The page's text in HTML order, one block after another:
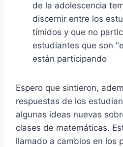
de la adolescencia
discernir entre los
tímidos y que no
estudiantes que son
están participando
Espero que sintieron,
respuestas de los
algunas ideas nuevas
clases de matemáticas.
llamado a cambios en los